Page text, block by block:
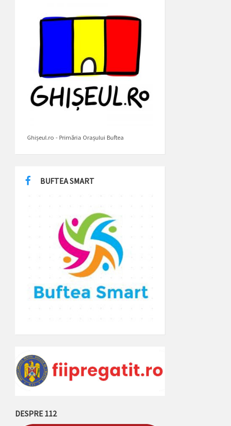
Ghișeul.ro - Primăria Orașului Buftea
BUFTEA SMART
DESPRE 112